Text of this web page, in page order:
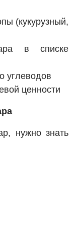
(кукурузный,
в списке
углеводов
ценности
нужно знать